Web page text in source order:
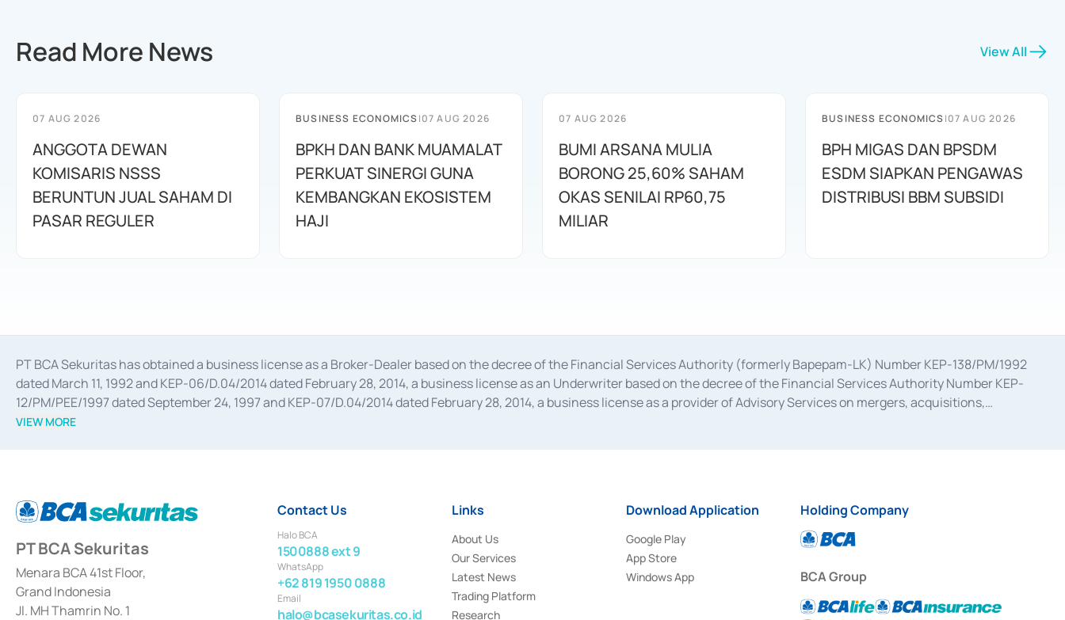
Read More News View All
07 AUG 2026
ANGGOTA DEWAN
KOMISARIS NSSS
BERUNTUN JUAL SAHAM DI
PASAR REGULER
BUSINESS ECONOMICS|07 AUG 2026
BPKH DAN BANK MUAMALAT
PERKUAT SINERGI GUNA
KEMBANGKAN EKOSISTEM
HAJI
07 AUG 2026
BUMI ARSANA MULIA
BORONG 25,60% SAHAM
OKAS SENILAI RP60,75
MILIAR
BUSINESS ECONOMICS|07 AUG 2026
BPH MIGAS DAN BPSDM
ESDM SIAPKAN PENGAWAS
DISTRIBUSI BBM SUBSIDI
PT BCA Sekuritas has obtained a business license as a Broker-Dealer based on the decree of the Financial Services Authority (formerly Bapepam-LK) Number KEP-138/PM/1992
dated March 11, 1992 and KEP-06/D.04/2014 dated February 28, 2014, a business license as an Underwriter based on the decree of the Financial Services Authority Number KEP-
12/PM/PEE/1997 dated September 24, 1997 and KEP-07/D.04/2014 dated February 28, 2014, a business license as a provider of Advisory Services on mergers, acquisitions,
divestments, and joint ventures based on the decree of the Financial Services Authority Number S-67/PM.21/2014 dated February 28, 2014, a business license as a provider of
Settlement of Commercial Paper Transactions whose license was issued in 2018.
VIEW MORE
PT BCA Sekuritas
Menara BCA 41st Floor,
Grand Indonesia
Jl. MH Thamrin No. 1
Contact Us
Halo BCA
1500888 ext 9
WhatsApp
+62 819 1950 0888
Email
halo@bcasekuritas.co.id
Links
About Us
Our Services
Latest News
Trading Platform
Research
Download Application
Google Play
App Store
Windows App
Holding Company
BCA Group